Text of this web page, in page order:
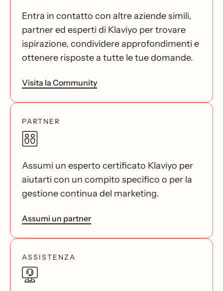
Entra in contatto con altre aziende simili,
partner ed esperti di Klaviyo per trovare
ispirazione, condividere approfondimenti e
ottenere risposte a tutte le tue domande.
Visita la Community
PARTNER
Assumi un esperto certificato Klaviyo per
aiutarti con un compito specifico o per la
gestione continua del marketing.
Assumi un partner
ASSISTENZA